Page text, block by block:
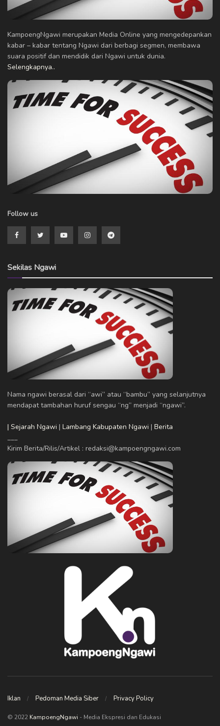
KampoengNgawi merupakan Media Online yang mengedepankan
kabar – kabar tentang Ngawi dari berbagi segmen, membawa
suara positif dan mendidik dari Ngawi untuk dunia.
Selengkapnya..
Follow us
Sekilas Ngawi
Nama ngawi berasal dari “awi” atau “bambu” yang selanjutnya
mendapat tambahan huruf sengau “ng” menjadi “ngawi”.
| Sejarah Ngawi | Lambang Kabupaten Ngawi | Berita
___
Kirim Berita/Rilis/Artikel : redaksi@kampoengngawi.com
Iklan Pedoman Media Siber Privacy Policy
© 2022 KampoengNgawi - Media Ekspresi dan Edukasi